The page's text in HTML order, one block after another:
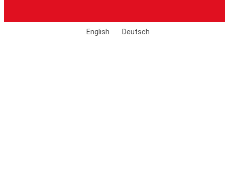
English Deutsch